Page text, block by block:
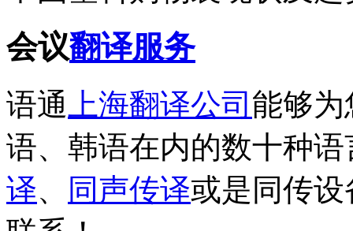
会议翻译服务
语通 上海翻译公司 能够
语、韩语在内的数十种语
译、 同声传译或是同传